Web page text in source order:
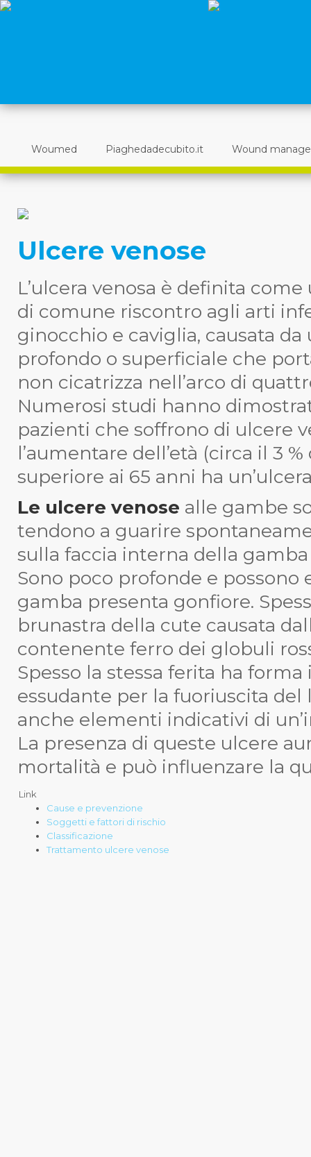
Woumed Piaghedadecubito.it Wound
Ulcere venose
L’ulcera venosa è definita
di comune riscontro agli arti
ginocchio e caviglia, causata
profondo o superficiale che
non cicatrizza nell’arco di
Numerosi studi hanno
pazienti che soffrono di ulcere
l’aumentare dell’età (circa il 3
superiore ai 65 anni ha
Le ulcere venose alle gambe
tendono a guarire
sulla faccia interna della
Sono poco profonde e possono
gamba presenta gonfiore.
brunastra della cute causata
contenente ferro dei globuli
Spesso la stessa ferita ha
essudante per la fuoriuscita
anche elementi indicativi di
La presenza di queste ulcere
mortalità e può influenzare la
Link
Cause e prevenzione
Soggetti e fattori di rischio
Classificazione
Trattamento ulcere venose